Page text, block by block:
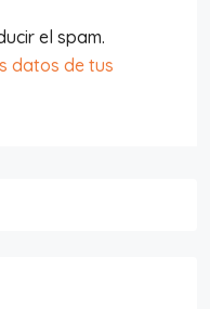
el spam.
datos de tus